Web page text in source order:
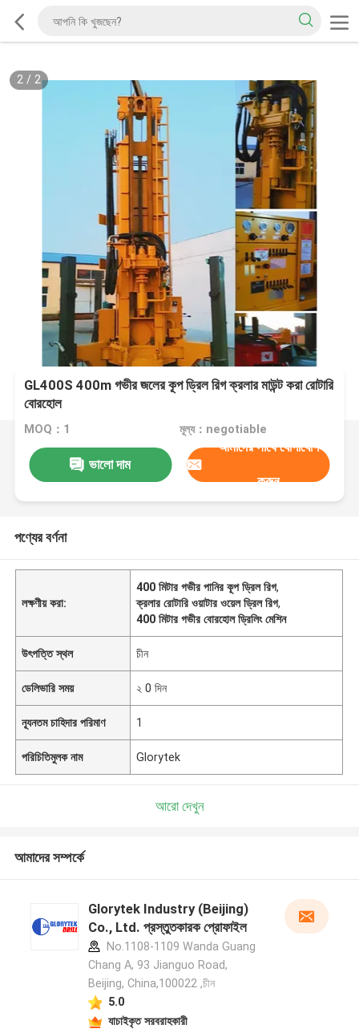
2/ 2
GL400S 400m গভীর জলের কূপ ড্রিল রিগ ক্রলার মাউন্ট করা রোটারি
বোরহোল
MOQ：1 মূল্য：negotiable
ভালো দাম
আমাদের সাথে যোগাযোগ
করুন
পণ্যের বর্ণনা
লক্ষণীয় করা:
400 মিটার গভীর পানির কূপ ড্রিল রিগ,
ক্রলার রোটারি ওয়াটার ওয়েল ড্রিল রিগ,
400 মিটার গভীর বোরহোল ড্রিলিং মেশিন
উৎপত্তি স্থল চীন
ডেলিভারি সময় ২ 0 দিন
ন্যূনতম চাহিদার পরিমাণ 1
পরিচিতিমুলক নাম Glorytek
আরো দেখুন
আমাদের সম্পর্কে
Glorytek Industry (Beijing)
Co., Ltd. প্রস্তুতকারক প্রোফাইল
No.1108-1109 Wanda Guang
Chang A, 93 Jianguo Road,
Beijing, China,100022 ,চীন
5.0
যাচাইকৃত সরবরাহকারী